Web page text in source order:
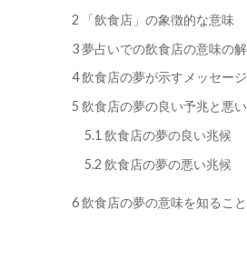
2 「飲食店」の象徴的な意味
3夢占いでの飲食店の意味の
4飲食店の夢が示すメッセー
5 飲食店の夢の良い予兆と悪
5.1 飲食店の夢の良い兆候
5.2 飲食店の夢の悪い兆候
6飲食店の夢の意味を知るこ